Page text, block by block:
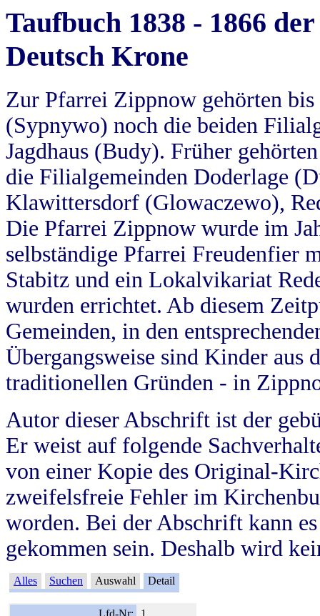
Taufbuch 1838 - 1866
Deutsch Krone
Zur Pfarrei Zippnow gehörten
(Sypnywo) noch die beiden
Jagdhaus (Budy). Früher
die Filialgemeinden Doderlage
Klawittersdorf (Glowaczewo),
Die Pfarrei Zippnow wurde im
selbständige Pfarrei Freudenfier
Stabitz und ein Lokalvikariat
wurden errichtet. Ab diesem
Gemeinden, in den
Übergangsweise sind Kinder aus
traditionellen Gründen - in
Autor dieser Abschrift ist der
Er weist auf folgende
von einer Kopie des Original-
zweifelsfreie Fehler im
worden. Bei der Abschrift kann
gekommen sein. Deshalb wird
Alles Suchen Auswahl Detail
Lfd-Nr:
1